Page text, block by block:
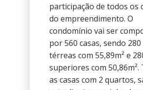
participação de todos os
do empreendimento. O
condomínio vai ser
por 560 casas, sendo 280
térreas com 55,89m² e
superiores com 50,86m².
as casas com 2 quartos,